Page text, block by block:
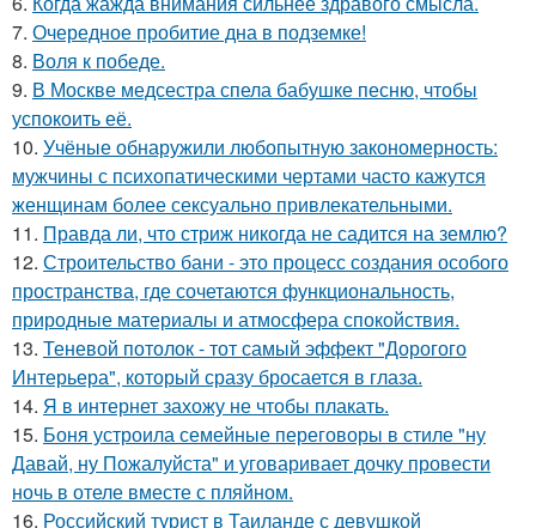
7. Очередное пробитие дна в подземке!
8. Воля к победе.
9. В Москве медсестра спела бабушке песню, чтобы
успокоить её.
10. Учёные обнаружили любопытную закономерность:
мужчины с психопатическими чертами часто кажутся
женщинам более сексуально привлекательными.
11. Правда ли, что стриж никогда не садится на землю?
12. Строительство бани - это процесс создания особого
пространства, где сочетаются функциональность,
природные материалы и атмосфера спокойствия.
13. Теневой потолок - тот самый эффект "Дорогого
Интерьера", который сразу бросается в глаза.
14. Я в интернет захожу не чтобы плакать.
15. Боня устроила семейные переговоры в стиле "ну
Давай, ну Пожалуйста" и уговаривает дочку провести
ночь в отеле вместе с пляйном.
16. Российский турист в Таиланде с девушкой